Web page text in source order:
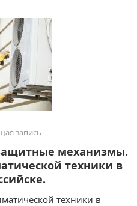
запись
механизмы.
техники в
техники в